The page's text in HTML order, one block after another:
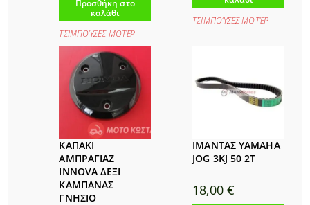
Προσθήκη στο
καλάθι
ΤΣΙΜΠΟΎΣΕΣ ΜΟΤΈΡ
ΤΣΙΜΠΟΎΣΕΣ ΜΟΤΈΡ
ΚΑΠΑΚΙ
ΑΜΠΡΑΓΙΑΖ
INNOVA ΔΕΞΙ
ΚΑΜΠΑΝΑΣ
ΓΝΗΣΙΟ
ΙΜΑΝΤΑΣ YAMAHA
JOG 3KJ 50 2Τ
18,00 €